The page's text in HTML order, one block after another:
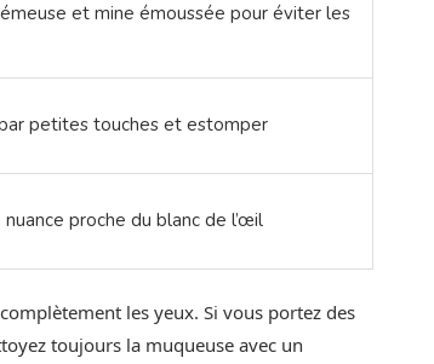
et mine émoussée pour éviter les
petites touches et estomper
nuance proche du blanc de l’œil
les yeux. Si vous portez des
toujours la muqueuse avec un